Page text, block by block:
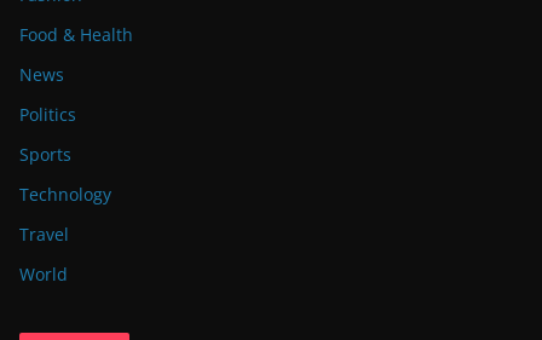
Food & Health
News
Politics
Sports
Technology
Travel
World